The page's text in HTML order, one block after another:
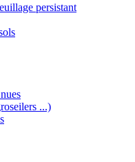
persistant
...)